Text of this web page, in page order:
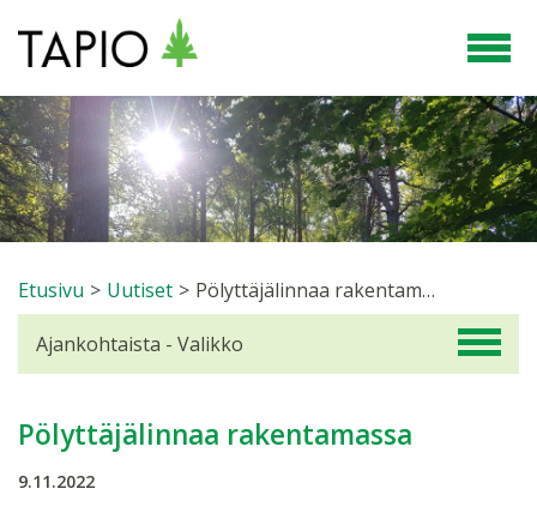
Etusivu > Uutiset > Pölyttäjälinnaa rakentamassa
Pölyttäjälinnaa rakentamassa
9.11.2022
Ajankohtaista - Valikko